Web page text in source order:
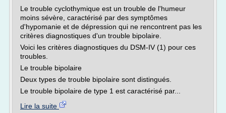
Le trouble cyclothymique est un trouble de l'humeur
moins sévère, caractérisé par des symptômes
d'hypomanie et de dépression qui ne rencontrent pas les
critères diagnostiques d'un trouble bipolaire.
Voici les critères diagnostiques du DSM-IV (1) pour ces
troubles.
Le trouble bipolaire
Deux types de trouble bipolaire sont distingués.
Le trouble bipolaire de type 1 est caractérisé par...
Lire la suite